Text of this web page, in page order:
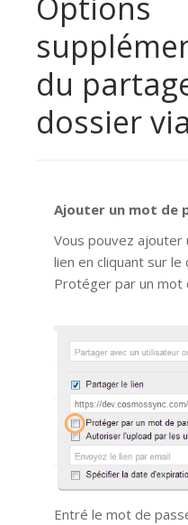
du
dossier
Ajouter un mot de
Vous pouvez
lien en cliquant sur le
Protéger par un mot
Entré le mot de